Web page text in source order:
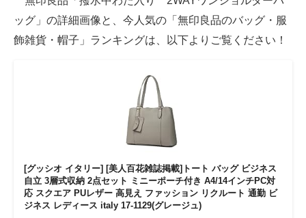
ッグ」の詳細画像と、今人気の「無印良品のバッグ・服
飾雑貨・帽子」ランキングは、以下よりご覧ください！
[グッシオ イタリー] [美人百花雑誌掲載]トート バッグ ビジネス
自立 3層式収納 2点セット ミニーポーチ付き A4/14インチPC対
応 スクエア PUレザー 高見え ファッション リクルート 通勤 ビ
ジネス レディース italy 17-1129(グレージュ)